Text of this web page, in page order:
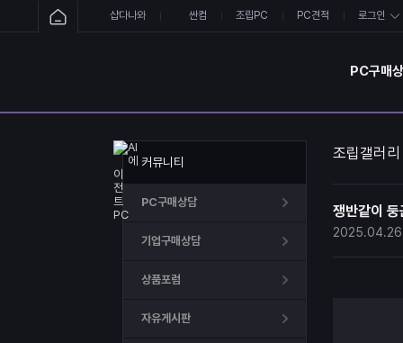
샵다나와 싼컴 조립PC PC견적 로그인
PC구매
커뮤니티
PC구매상담
기업구매상담
상품포럼
자유게시판
조립갤러리
쟁반같이